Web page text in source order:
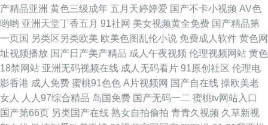
源网址在线观看 91呆哥 91伦理 最新高清电影下载 午夜18 欧美大黄 黄色性
情网站 啊v在线视频 91华人精品在线视频 无码免费观看
产精品亚洲 黄色三级成年 五月天婷婷爱 国产不卡小视频 AV色
哟哟 亚洲天堂丁香五月 91社网 美女视频黄全免费 国产精品第
一页国 另类区另类欧美 欧美色图乱伦小说 免费成人软件 黄色网
址视频播放 国产日产美产精品 成人午夜视频 伦理视频网站 黄色
18禁网站 亚洲无码视频在线 成人无码看片 91原创社区 伦理电
影香港 成人免费 蜜桃91色色 A片视频网 国产自在线 操欧美老
女人
人人97综合精品 岛国免费 国产无码一二 蜜桃tv网站入口
国产第66页 另类国产在线 熟女自拍偷拍 青青久视频 久草新视